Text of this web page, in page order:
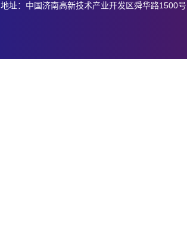
地址：中国济南高新技术产业开发区舜华路